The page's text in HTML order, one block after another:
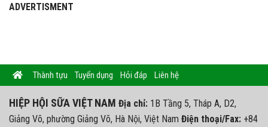
ADVERTISMENT
Thành tựu Tuyển dụng Hỏi đáp Liên hệ
HIỆP HỘI SỮA VIỆT NAM Địa chỉ: 1B Tầng 5, Tháp A, D2,
Giảng Võ, phường Giảng Võ, Hà Nội, Việt Nam Điện thoại/Fax: +84